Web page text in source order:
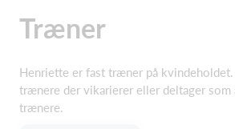
Træner
Henriette er fast træner på kvindeholdet.
trænere der vikarierer eller deltager som
trænere.